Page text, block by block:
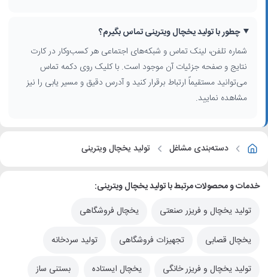
چطور با تولید یخچال ویترینی تماس بگیرم؟
شماره تلفن، لینک تماس و شبکه‌های اجتماعی هر کسب‌وکار در کارت
نتایج و صفحه جزئیات آن موجود است. با کلیک روی دکمه تماس
می‌توانید مستقیماً ارتباط برقرار کنید و آدرس دقیق و مسیر یابی را نیز
مشاهده نمایید.
دسته‌بندی مشاغل تولید یخچال ویترینی
خدمات و محصولات مرتبط با تولید یخچال ویترینی:
تولید یخچال و فریزر صنعتی
یخچال فروشگاهی
یخچال قصابی تجهیزات فروشگاهی تولید سردخانه
تولید یخچال و فریزر خانگی یخچال ایستاده بستنی ساز